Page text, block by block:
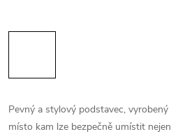
Pevný a stylový podstavec,
místo kam lze bezpečně umístit